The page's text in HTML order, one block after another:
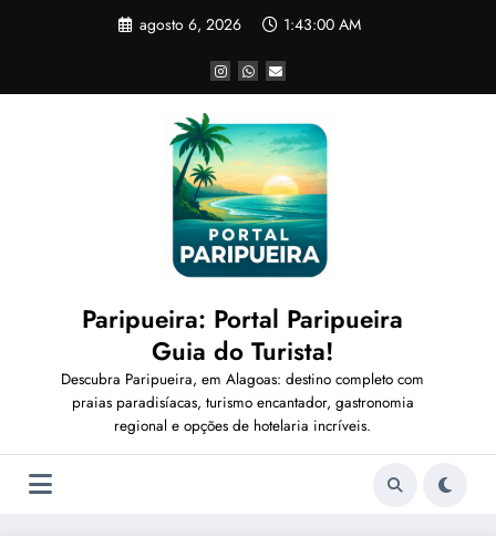
agosto 6, 2026 1:43:03 AM
Paripueira: Portal Paripueira
Guia do Turista!
Descubra Paripueira, em Alagoas: destino completo com
praias paradisíacas, turismo encantador, gastronomia
regional e opções de hotelaria incríveis.